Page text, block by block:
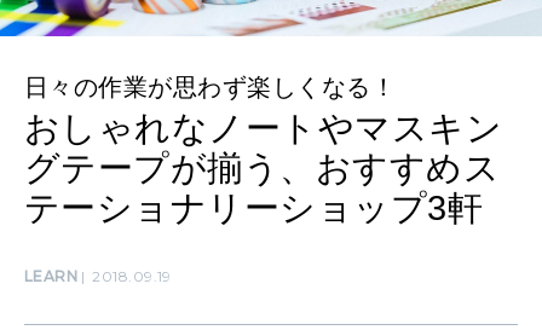
MAMA
ママもいろいろ
SUSTAINABLE
わたしができること
日々の作業が思わず楽しくなる！
おしゃれなノートやマスキン
グテープが揃う、おすすめス
テーショナリーショップ3軒
LEARN 2018.09.19